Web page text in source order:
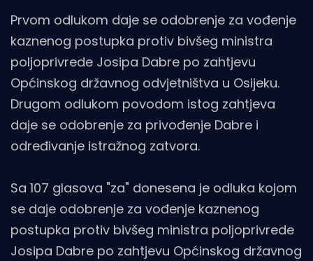
Prvom odlukom daje se odobrenje za vođenje
kaznenog postupka protiv bivšeg ministra
poljoprivrede Josipa Dabre po zahtjevu
Općinskog državnog odvjetništva u Osijeku.
Drugom odlukom povodom istog zahtjeva
daje se odobrenje za privođenje Dabre i
određivanje istražnog zatvora.
Sa 107 glasova "za" donesena je odluka kojom
se daje odobrenje za vođenje kaznenog
postupka protiv bivšeg ministra poljoprivrede
Josipa Dabre po zahtjevu Općinskog državnog